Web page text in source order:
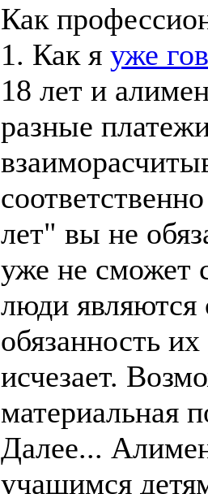
Как
1. Как я уже
18 лет и
разные
лет" вы не
уже не сможет
люди
обязанность
исчезает.
материальная
Далее...
учащимся